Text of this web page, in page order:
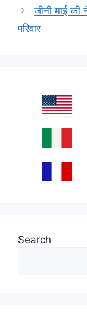
जीनी माई
परिवार
Search